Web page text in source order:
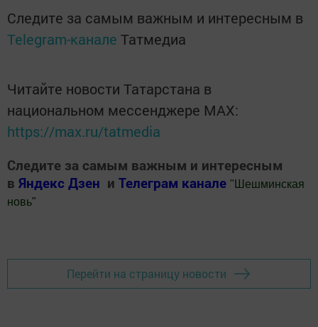
Следите за самым важным и интересным в
Telegram-канале Татмедиа
Читайте новости Татарстана в
национальном мессенджере MАХ:
https://max.ru/tatmedia
Следите за самым важным и интересным
в Яндекс Дзен и Телеграм канале " Шешминская
новь"
Перейти на страницу новости